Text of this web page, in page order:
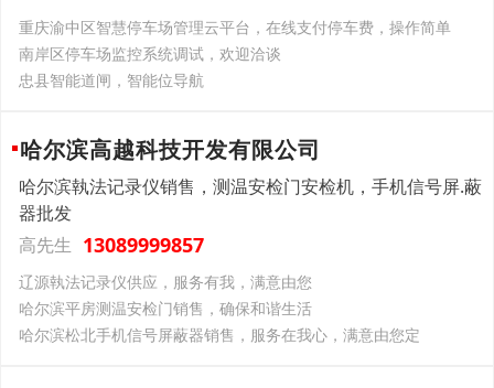
重庆渝中区智慧停车场管理云平台，在线支付停车费，操作简单
南岸区停车场监控系统调试，欢迎洽谈
忠县智能道闸，智能位导航
哈尔滨高越科技开发有限公司
哈尔滨執法记录仪销售，测温安检门安检机，手机信号屏.蔽
器批发
高先生 13089999857
辽源執法记录仪供应，服务有我，满意由您
哈尔滨平房测温安检门销售，确保和谐生活
哈尔滨松北手机信号屏蔽器销售，服务在我心，满意由您定